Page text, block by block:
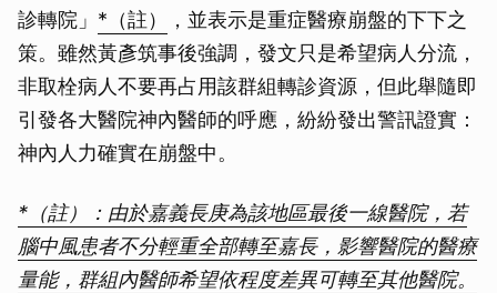
診轉院」 *（註）
，並表示是重症醫療崩盤的下下之
策。雖然黃彥筑事後強調，發文只是希望病人分流，
非取栓病人不要再占用該群組轉診資源，但此舉隨即
引發各大醫院神內醫師的呼應，紛紛發出警訊證實：
神內人力確實在崩盤中。
*（註）：由於嘉義長庚為該地區最後一線醫院，若
腦中風患者不分輕重全部轉至嘉長，影響醫院的醫療
量能，群組內醫師希望依程度差異可轉至其他醫院。